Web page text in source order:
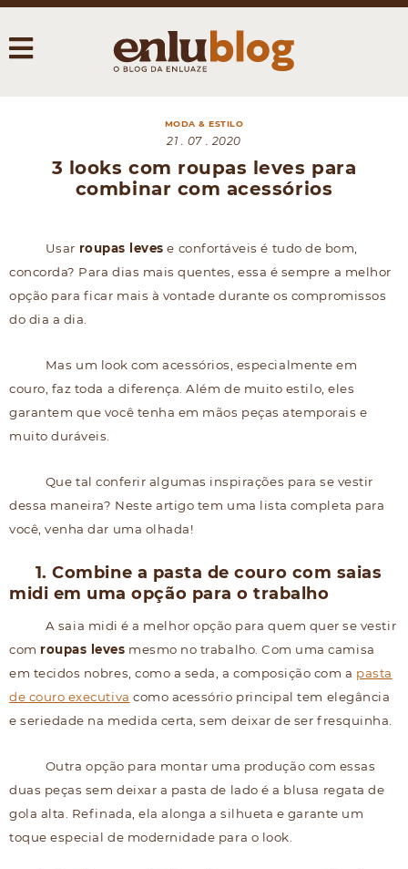
MODA & ESTILO
21 . 07 . 2020
3 looks com roupas leves para
combinar com acessórios
Usar roupas leves e confortáveis é tudo de bom,
concorda? Para dias mais quentes, essa é sempre a melhor
opção para ficar mais à vontade durante os compromissos
do dia a dia.
Mas um look com acessórios, especialmente em
couro, faz toda a diferença. Além de muito estilo, eles
garantem que você tenha em mãos peças atemporais e
muito duráveis.
Que tal conferir algumas inspirações para se vestir
dessa maneira? Neste artigo tem uma lista completa para
você, venha dar uma olhada!
1. Combine a pasta de couro com saias
midi em uma opção para o trabalho
A saia midi é a melhor opção para quem quer se vestir
com roupas leves mesmo no trabalho. Com uma camisa
em tecidos nobres, como a seda, a composição com a pasta
de couro executiva como acessório principal tem elegância
e seriedade na medida certa, sem deixar de ser fresquinha.
Outra opção para montar uma produção com essas
duas peças sem deixar a pasta de lado é a blusa regata de
gola alta. Refinada, ela alonga a silhueta e garante um
toque especial de modernidade para o look.